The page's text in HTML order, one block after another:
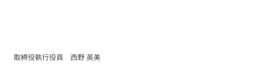
取締役執行役員　西野 英美